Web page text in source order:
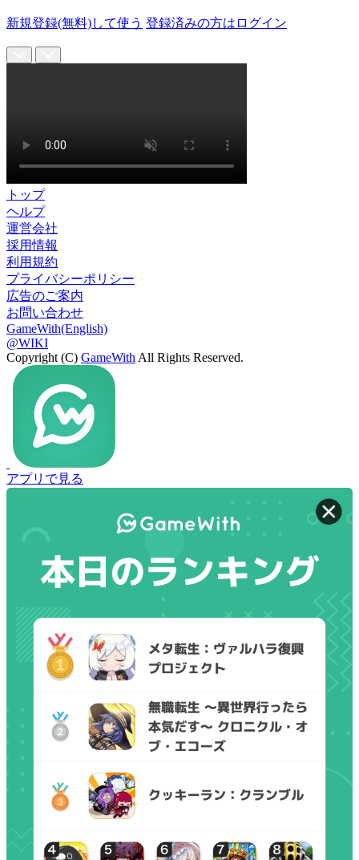
新規登録(無料)して使う 登録済みの方はログイン
トップ
ヘルプ
運営会社
採用情報
利用規約
プライバシーポリシー
広告のご案内
お問い合わせ
GameWith(English)
@WIKI
Copyright (C) GameWith All Rights Reserved.
アプリで見る